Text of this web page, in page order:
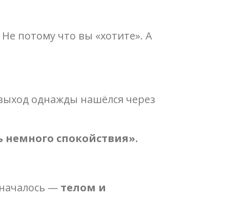
потому что вы «хотите». А
однажды нашёлся через
спокойствия».
— телом и